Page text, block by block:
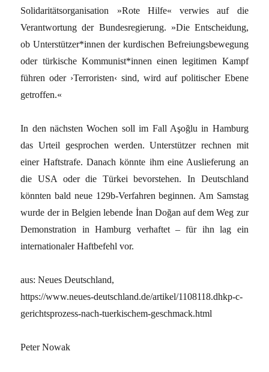
Solidaritätsorganisation »Rote Hilfe« verwies auf die
Verantwortung der Bundesregierung. »Die Entscheidung,
ob Unterstützer*innen der kurdischen Befreiungsbewegung
oder türkische Kommunist*innen einen legitimen Kampf
führen oder ›Terroristen‹ sind, wird auf politischer Ebene
getroffen.«
In den nächsten Wochen soll im Fall Aşoğlu in Hamburg
das Urteil gesprochen werden. Unterstützer rechnen mit
einer Haftstrafe. Danach könnte ihm eine Auslieferung an
die USA oder die Türkei bevorstehen. In Deutschland
könnten bald neue 129b-Verfahren beginnen. Am Samstag
wurde der in Belgien lebende İnan Doğan auf dem Weg zur
Demonstration in Hamburg verhaftet – für ihn lag ein
internationaler Haftbefehl vor.
aus: Neues Deutschland,
https://www.neues-deutschland.de/artikel/1108118.dhkp-c-
gerichtsprozess-nach-tuerkischem-geschmack.html
Peter Nowak